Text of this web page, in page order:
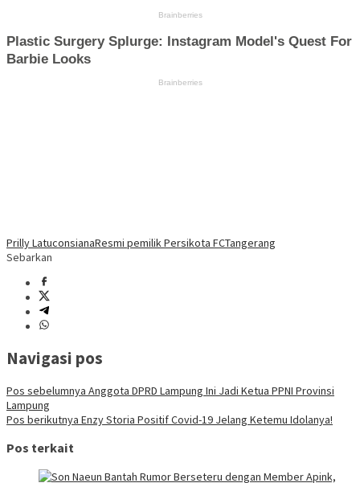
Prilly LatuconsianaResmi pemilik Persikota FCTangerang
Sebarkan
Navigasi pos
Pos sebelumnya Anggota DPRD Lampung Ini Jadi Ketua PPNI Provinsi
Lampung
Pos berikutnya Enzy Storia Positif Covid-19 Jelang Ketemu Idolanya!
Pos terkait